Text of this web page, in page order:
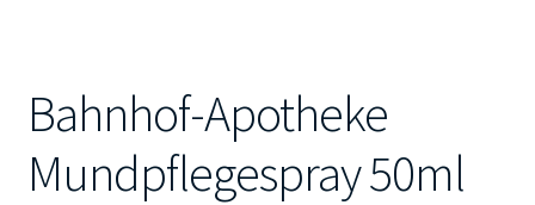
Bahnhof-Apotheke
Mundpflegespray 50ml